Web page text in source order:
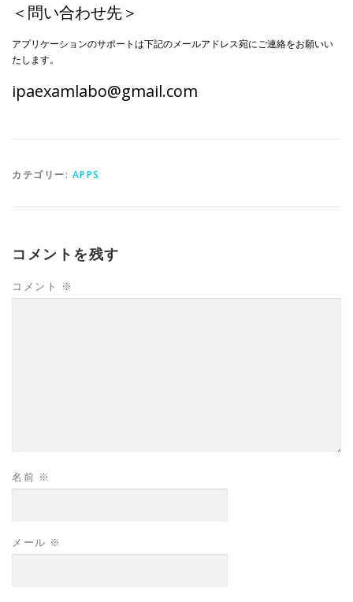
＜問い合わせ先＞
アプリケーションのサポートは下記のメールアドレス宛にご連絡をお願いい
たします。
ipaexamlabo@gmail.com
カテゴリー: APPS
コメントを残す
コメント ※
名前 ※
メール ※